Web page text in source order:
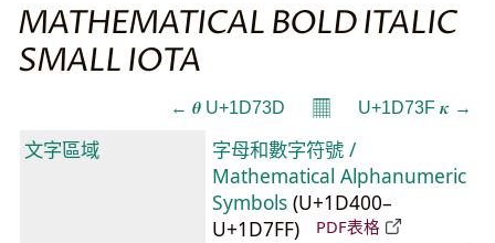
MATHEMATICAL BOLD ITALIC
SMALL IOTA
← 𝜽 U+1D73D 𝄜 U+1D73F 𝜿 →
文字區域
字母和數字符號 /
Mathematical Alphanumeric
Symbols (U+1D400–
U+1D7FF)
PDF表格